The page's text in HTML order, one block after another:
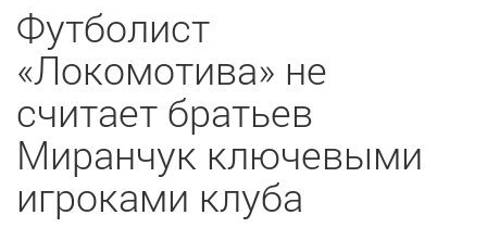
Футболист
«Локомотива» не
считает братьев
Миранчук ключевыми
игроками клуба